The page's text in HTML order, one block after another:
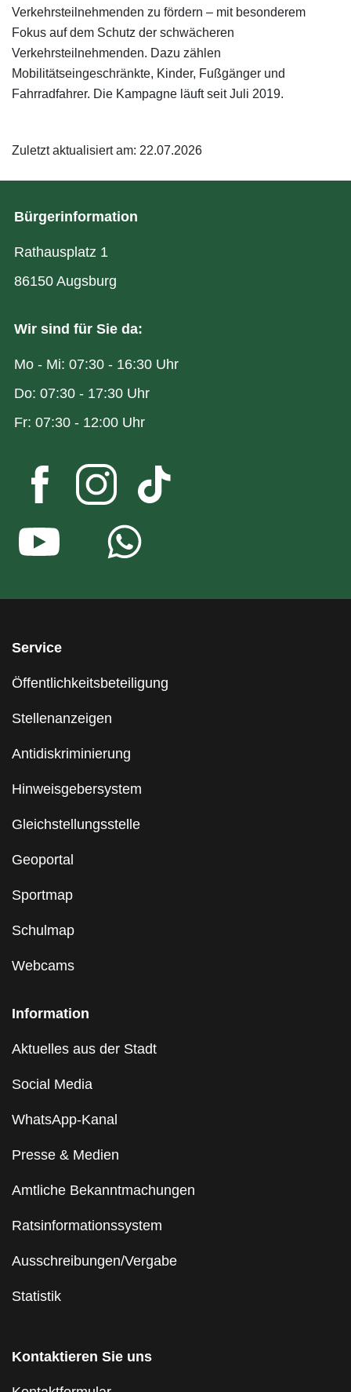
Verkehrsteilnehmenden zu fördern – mit besonderem
Fokus auf dem Schutz der schwächeren
Verkehrsteilnehmenden. Dazu zählen
Mobilitätseingeschränkte, Kinder, Fußgänger und
Fahrradfahrer. Die Kampagne läuft seit Juli 2019.
Zuletzt aktualisiert am: 22.07.2026
Service
Öffentlichkeitsbeteiligung
Stellenanzeigen
Antidiskriminierung
Hinweisgebersystem
Gleichstellungsstelle
Geoportal
Sportmap
Schulmap
Webcams
Information
Aktuelles aus der Stadt
Social Media
WhatsApp-Kanal
Presse & Medien
Amtliche Bekanntmachungen
Ratsinformationssystem
Ausschreibungen/Vergabe
Statistik
Kontaktieren Sie uns
Bürgerinformation
Rathausplatz 1
86150 Augsburg
Wir sind für Sie da:
Mo - Mi: 07:30 - 16:30 Uhr
Do: 07:30 - 17:30 Uhr
Fr: 07:30 - 12:00 Uhr